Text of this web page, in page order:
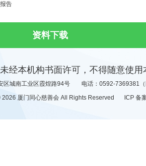
告
资料下载
未经本机构书面许可，不得随意使
区城南工业区霞煌路94号 电话：0592-7369381（
厦门同心慈善会 All Rights Reserved
ICP 备